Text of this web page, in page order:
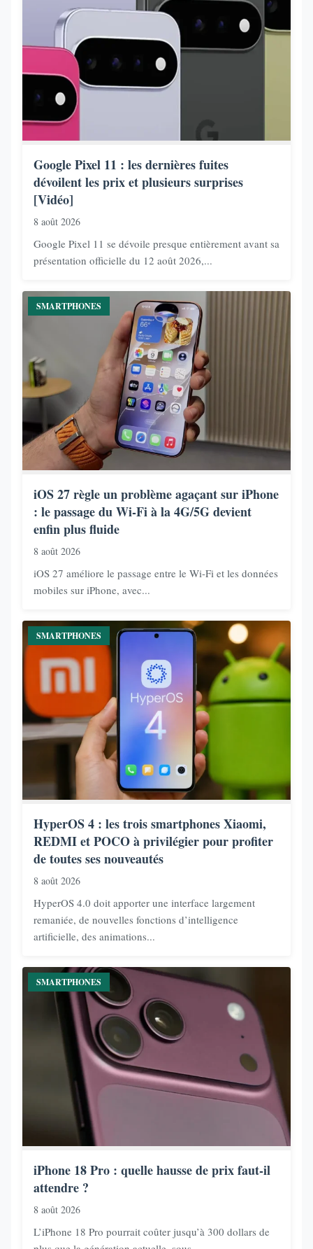
Google Pixel 11 : les dernières fuites
dévoilent les prix et plusieurs surprises
[Vidéo]
8 août 2026
Google Pixel 11 se dévoile presque entièrement avant sa
présentation officielle du 12 août 2026,...
SMARTPHONES
iOS 27 règle un problème agaçant sur iPhone
: le passage du Wi-Fi à la 4G/5G devient
enfin plus fluide
8 août 2026
iOS 27 améliore le passage entre le Wi-Fi et les données
mobiles sur iPhone, avec...
SMARTPHONES
HyperOS 4 : les trois smartphones Xiaomi,
REDMI et POCO à privilégier pour profiter
de toutes ses nouveautés
8 août 2026
HyperOS 4.0 doit apporter une interface largement
remaniée, de nouvelles fonctions d’intelligence
artificielle, des animations...
SMARTPHONES
iPhone 18 Pro : quelle hausse de prix faut-il
attendre ?
8 août 2026
L’iPhone 18 Pro pourrait coûter jusqu’à 300 dollars de